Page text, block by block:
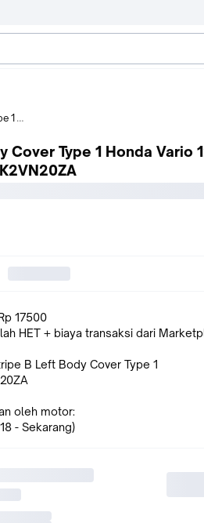
Cover Type 1 Honda Vario
17500
HET + biaya transaksi dari
B Left Body Cover Type 1
oleh motor:
- Sekarang)
barang (dalam kondisi baru, belum
7 hari kerja setelah barang diterima.
anda.